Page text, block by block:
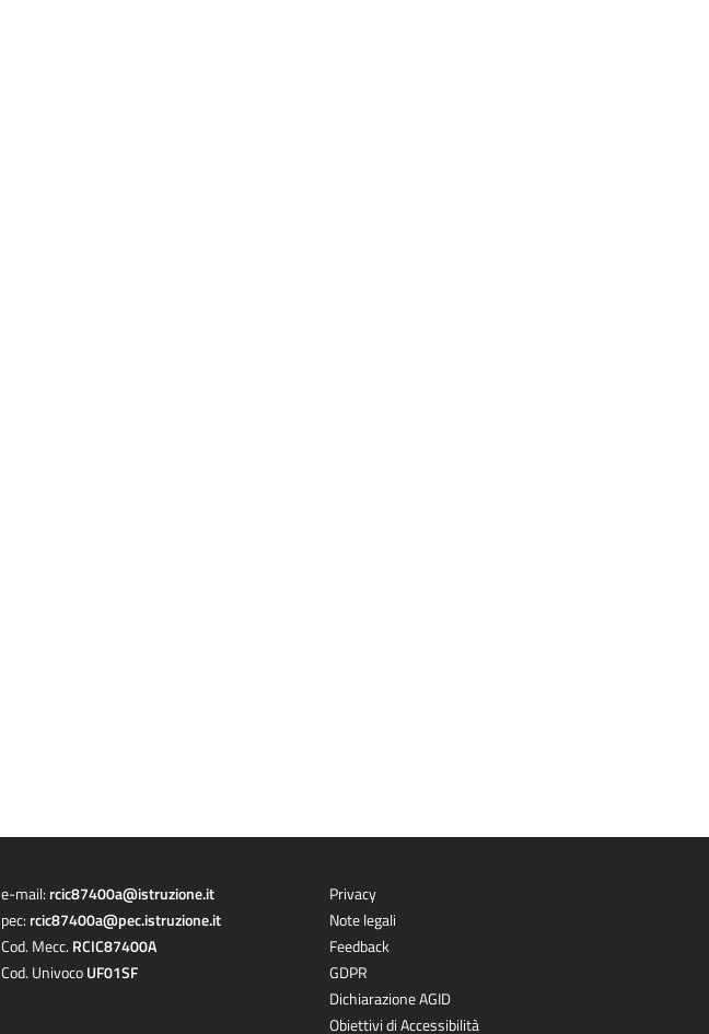
e-mail: rcic87400a@istruzione.it
pec: rcic87400a@pec.istruzione.it
Cod. Mecc. RCIC87400A
Cod. UnivocoUF01SF
Privacy
Note legali
Feedback
GDPR
Dichiarazione AGID
Obiettivi di Accessibilità